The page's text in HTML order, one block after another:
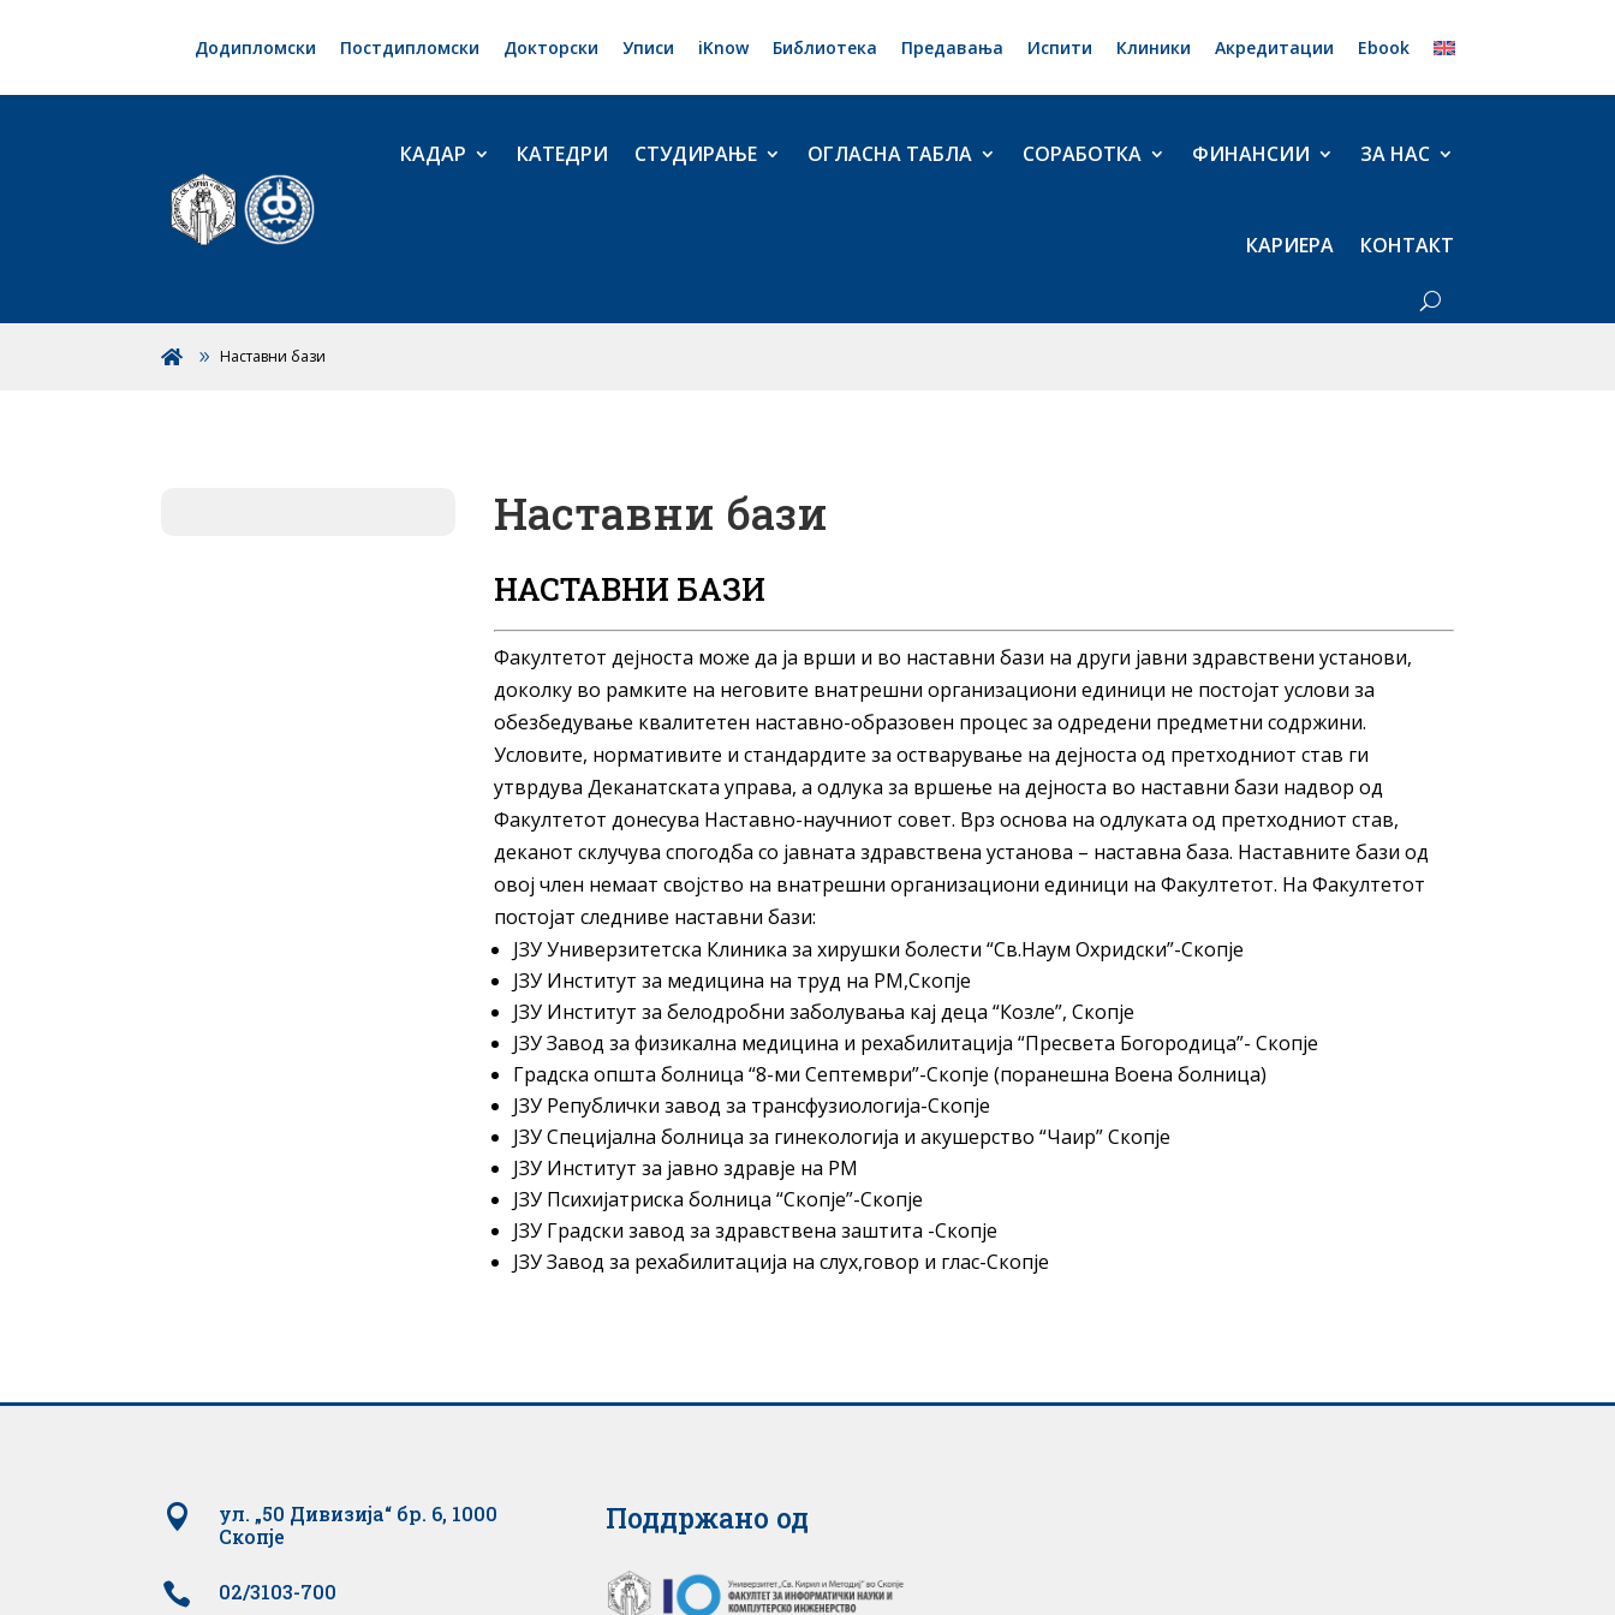
Додипломски Постдипломски Докторски Уписи iKnow Библиотека Предавања Испити Клиники Акредитации Ebook
КАДАР КАТЕДРИ СТУДИРАЊЕ ОГЛАСНА ТАБЛА СОРАБОТКА ФИНАНСИИ ЗА НАС
КАРИЕРА КОНТАКТ
 Наставни бази
Наставни бази
НАСТАВНИ БАЗИ
Факултетот дејноста може да ја врши и во наставни бази на други јавни здравствени установи,
доколку во рамките на неговите внатрешни организациони единици не постојат услови за
обезбедување квалитетен наставно-образовен процес за одредени предметни содржини.
Условите, нормативите и стандардите за остварување на дејноста од претходниот став ги
утврдува Деканатската управа, а одлука за вршење на дејноста во наставни бази надвор од
Факултетот донесува Наставно-научниот совет. Врз основа на одлуката од претходниот став,
деканот склучува спогодба со јавната здравствена установа – наставна база. Наставните бази од
овој член немаат својство на внатрешни организациони единици на Факултетот. На Факултетот
постојат следниве наставни бази:
ЈЗУ Универзитетска Клиника за хирушки болести “Св.Наум Охридски”-Скопје
ЈЗУ Институт за медицина на труд на РМ,Скопје
ЈЗУ Институт за белодробни заболувања кај деца “Козле”, Скопје
ЈЗУ Завод за физикална медицина и рехабилитација “Пресвета Богородица”- Скопје
Градска општа болница “8-ми Септември”-Скопје (поранешна Воена болница)
ЈЗУ Републички завод за трансфузиологија-Скопје
ЈЗУ Специјална болница за гинекологија и акушерство “Чаир” Скопје
ЈЗУ Институт за јавно здравје на РМ
ЈЗУ Психијатриска болница “Скопје”-Скопје
ЈЗУ Градски завод за здравствена заштита -Скопје
ЈЗУ Завод за рехабилитација на слух,говор и глас-Скопје

ул. „50 Дивизија“ бр. 6, 1000
Скопје
 02/3103-700
Поддржано од